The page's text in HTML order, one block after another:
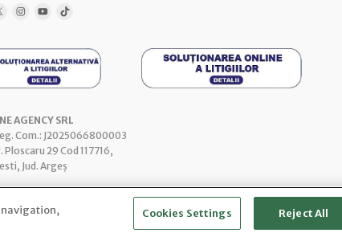
AGENCY SRL
Com.: J2025066800003
Ploscaru 29 Cod 117716,
Jud. Argeș
navigation,
Cookies Settings Reject All